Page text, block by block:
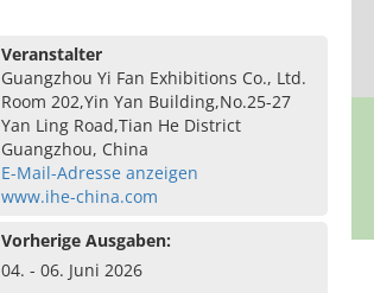
Veranstalter
Guangzhou Yi Fan Exhibitions Co., Ltd.
Room 202,Yin Yan Building,No.25-27
Yan Ling Road,Tian He District
Guangzhou, China
E-Mail-Adresse anzeigen
www.ihe-china.com
Vorherige Ausgaben:
04. - 06. Juni 2026